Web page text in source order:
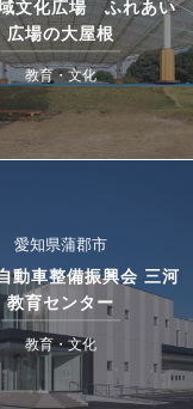
文化広場 ふれあい
広場の大屋根
教育・文化
愛知県蒲郡市
動車整備振興会 三河
教育センター
教育・文化